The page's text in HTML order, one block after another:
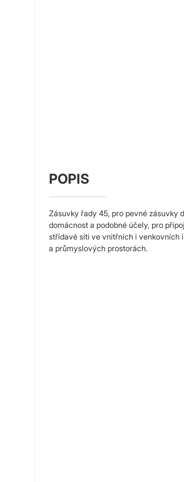
POPIS
Zásuvky řady 45, pro pevné zásuvky
domácnost a podobné účely, pro
střídavé síti ve vnitřních i
a průmyslových prostorách.